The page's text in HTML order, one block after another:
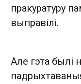
пракуратуру
выправілі.
Але гэта былі